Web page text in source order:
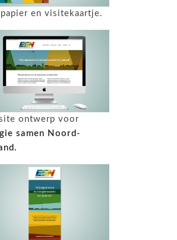
en visitekaartje.
ontwerp voor
samen Noord-